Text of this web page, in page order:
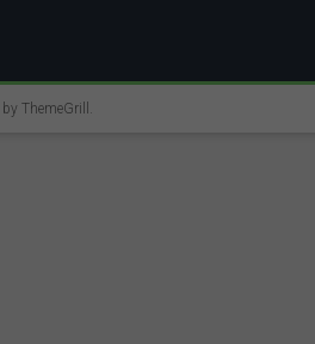
by ThemeGrill .